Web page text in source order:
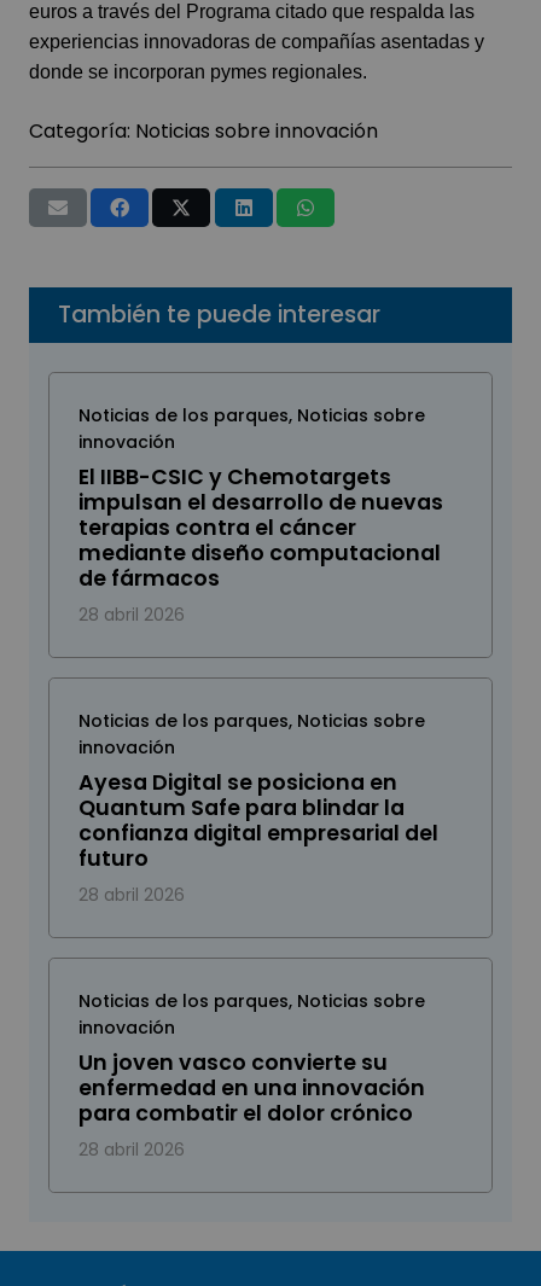
euros a través del Programa citado que respalda las
experiencias innovadoras de compañías asentadas y
donde se incorporan pymes regionales.
Categoría: Noticias sobre innovación
También te puede interesar
Noticias de los parques, Noticias sobre
innovación
El IIBB-CSIC y Chemotargets
impulsan el desarrollo de nuevas
terapias contra el cáncer
mediante diseño computacional
de fármacos
28 abril 2026
Noticias de los parques, Noticias sobre
innovación
Ayesa Digital se posiciona en
Quantum Safe para blindar la
confianza digital empresarial del
futuro
28 abril 2026
Noticias de los parques, Noticias sobre
innovación
Un joven vasco convierte su
enfermedad en una innovación
para combatir el dolor crónico
28 abril 2026